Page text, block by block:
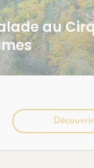
au
Découvrir